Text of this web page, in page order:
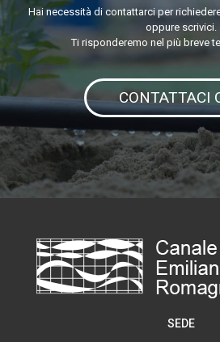
Hai necessità di contattarci per
oppure scrivici.
Ti risponderemo nel più breve
CONTATTACI
SEDE